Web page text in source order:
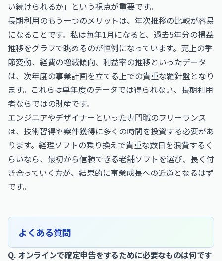
い続けられるか」という視点が重要です。
長期利用のもう一つのメリットは、年次推移の比較が容易
になることです。私は毎年1月になると、過去5年分の損益
推移をグラフで眺めるのが恒例になっています。売上の季
節変動、経費の増減傾向、利益率の推移といったデータ
は、次年度の事業計画を立てる上での貴重な羅針盤となり
ます。これらは単年度のデータでは得られない、長期利用
者ならではの財産です。
エンジニアやデザイナーといった専門職のフリーランス
は、技術習得や案件獲得に多くの時間を投資する必要があ
ります。経理ソフトの乗り換えで貴重な数日を浪費するく
らいなら、最初から信頼できる老舗ソフトを選び、長く付
き合っていく方が、結果的に事業成長への近道となるはず
です。
よくある質問
Q. オンラインで確定申告をするために必要なものは何です